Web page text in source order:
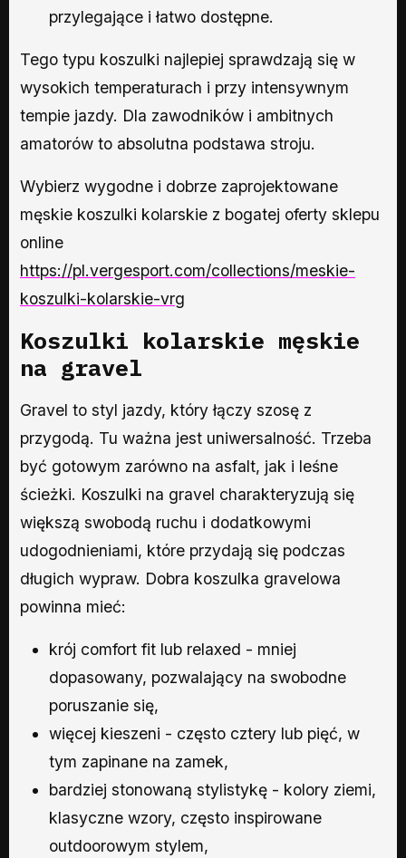
przylegające i łatwo dostępne.
Tego typu koszulki najlepiej sprawdzają się w
wysokich temperaturach i przy intensywnym
tempie jazdy. Dla zawodników i ambitnych
amatorów to absolutna podstawa stroju.
Wybierz wygodne i dobrze zaprojektowane
męskie koszulki kolarskie z bogatej oferty sklepu
online
https://pl.vergesport.com/collections/meskie-
koszulki-kolarskie-vrg
Koszulki kolarskie męskie
na gravel
Gravel to styl jazdy, który łączy szosę z
przygodą. Tu ważna jest uniwersalność. Trzeba
być gotowym zarówno na asfalt, jak i leśne
ścieżki. Koszulki na gravel charakteryzują się
większą swobodą ruchu i dodatkowymi
udogodnieniami, które przydają się podczas
długich wypraw. Dobra koszulka gravelowa
powinna mieć:
krój comfort fit lub relaxed - mniej
dopasowany, pozwalający na swobodne
poruszanie się,
więcej kieszeni - często cztery lub pięć, w
tym zapinane na zamek,
bardziej stonowaną stylistykę - kolory ziemi,
klasyczne wzory, często inspirowane
outdoorowym stylem,